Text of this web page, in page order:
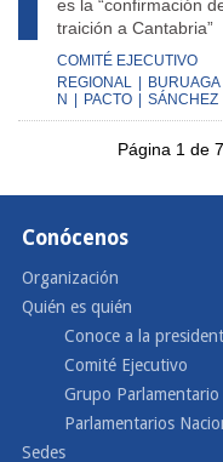
es la “confirmación
traición a Cantabria”
COMITÉ EJECUTIVO
REGIONAL
BURUAGA
N
PACTO SÁNCHEZ
Página 1 de 7
Conócenos
Organización
Quién es quién
Conoce a la
Comité Ejecutivo
Grupo
Parlamentarios
Sedes